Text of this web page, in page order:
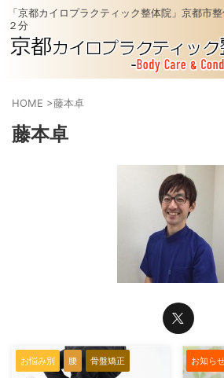
「京都カイロプラクティック整体院」京都市
２分
HOME >藤本卓
藤本卓
お悩み別 腰 骨盤矯正 お知ら